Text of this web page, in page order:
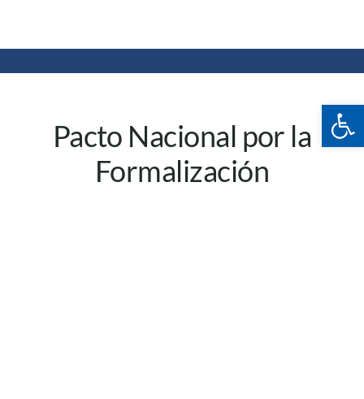
Abrir
ParticipaPacto Nacional por la
Formalización